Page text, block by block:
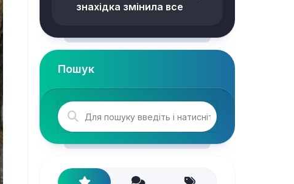
знахідка змінила все
Пошук